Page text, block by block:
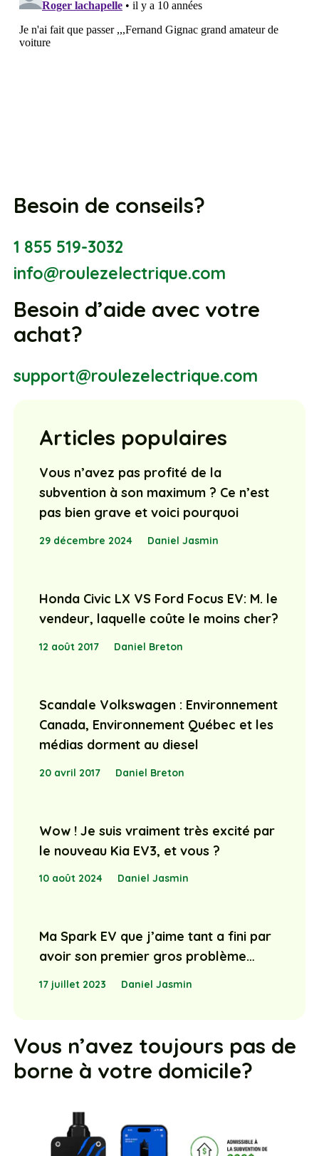
Besoin de conseils?
1 855 519-3032
info@roulezelectrique.com
Besoin d’aide avec votre
achat?
support@roulezelectrique.com
Articles populaires
Vous n’avez pas profité de la
subvention à son maximum ? Ce n’est
pas bien grave et voici pourquoi
29 décembre 2024 Daniel Jasmin
Honda Civic LX VS Ford Focus EV: M. le
vendeur, laquelle coûte le moins cher?
12 août 2017 Daniel Breton
Scandale Volkswagen : Environnement
Canada, Environnement Québec et les
médias dorment au diesel
20 avril 2017 Daniel Breton
Wow ! Je suis vraiment très excité par
le nouveau Kia EV3, et vous ?
10 août 2024 Daniel Jasmin
Ma Spark EV que j’aime tant a fini par
avoir son premier gros problème…
17 juillet 2023 Daniel Jasmin
Vous n’avez toujours pas de
borne à votre domicile?